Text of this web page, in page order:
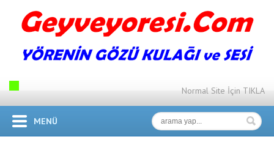
Normal Site İçin TIKLA
MENÜ